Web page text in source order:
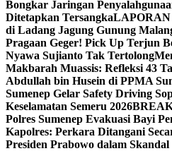
Bongkar Jaringan
Ditetapkan TersangkaLAPORAN
di Ladang Jagung Gunung
Pragaan Geger! Pick Up Terjun
Nyawa Sujianto Tak Tertolong
Makbarah Muassis: Refleksi 43
Abdullah bin Husein di PPMA
Sumenep Gelar Safety Driving
Keselamatan Semeru 2026
Polres Sumenep Evakuasi Bayi
Kapolres: Perkara Ditangani
Presiden Prabowo dalam